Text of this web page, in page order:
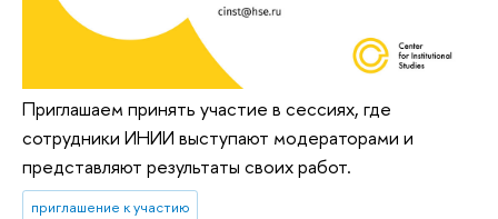
Приглашаем принять участие в сессиях, где
сотрудники ИНИИ выступают модераторами и
представляют результаты своих работ.
приглашение к участию